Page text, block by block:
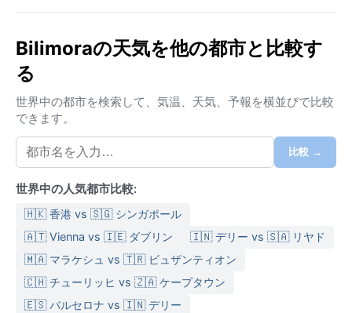
る。年間を通じて高温だが、明確な雨季と乾季があ
る。夏（3月から6月）は気温が40度近くまで上がり、
欠かせない。6月から9月の南西モンスーン期には豪雨
がもたらされ、湿度は80パーセントを超える。道路が
冠水することもあるため、防水性のある靴と折りたた
み傘は必須だ。冬（11月から2月）は乾燥して穏やか
で、日中の気温は25度前後と過ごしやすい。夜間はや
通して日焼け止めと水分補給を忘れずに。
る。湿度が低く、観光や街歩きに適している。特筆す
べき気象現象としては、モンスーンの激しい降雨と、
夏から秋にかけてアラビア海で発生するサイクロンの
Bilimoraの天気を他の都市と比較す
る
世界中の都市を検索して、気温、天気、予報を横並びで比較
できます。
比較 →
世界中の人気都市比較:
🇭🇰 香港 vs 🇸🇬 シンガポール
🇦🇹 Vienna vs 🇮🇪 ダブリン
🇮🇳 デリー vs 🇸🇦 リヤド
🇲🇦 マラケシュ vs 🇹🇷 ビュザンティオン
🇨🇭 チューリッヒ vs 🇿🇦 ケープタウン
🇪🇸 バルセロナ vs 🇮🇳 デリー